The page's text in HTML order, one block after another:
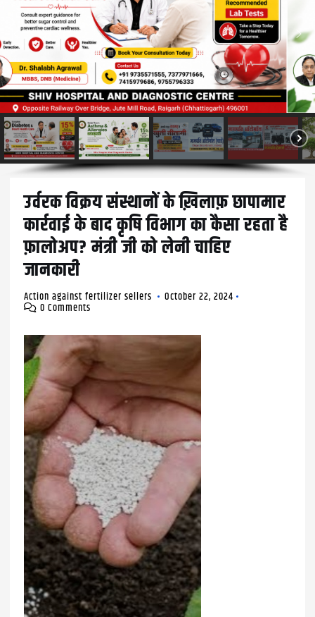
उर्वरक विक्रय संस्थानों के ख़िलाफ़ छापामार
कार्रवाई के बाद कृषि विभाग का कैसा रहता है
फ़ालोअप? मंत्री जी को लेनी चाहिए
जानकारी
Action against fertilizer sellers October 22, 2024
0 Comments